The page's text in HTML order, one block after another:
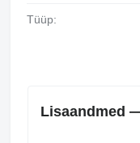
Tüüp:
Lisaandmed